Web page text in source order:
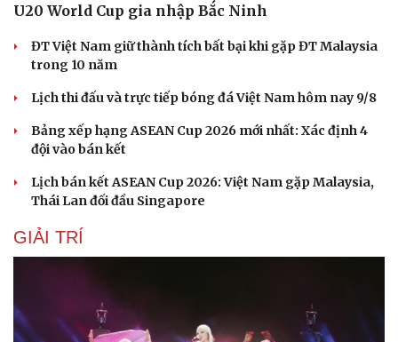
U20 World Cup gia nhập Bắc Ninh
ĐT Việt Nam giữ thành tích bất bại khi gặp ĐT Malaysia
trong 10 năm
Lịch thi đấu và trực tiếp bóng đá Việt Nam hôm nay 9/8
Bảng xếp hạng ASEAN Cup 2026 mới nhất: Xác định 4
đội vào bán kết
Lịch bán kết ASEAN Cup 2026: Việt Nam gặp Malaysia,
Thái Lan đối đầu Singapore
GIẢI TRÍ